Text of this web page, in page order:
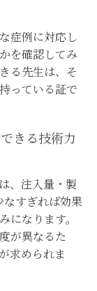
症例に対応し
を確認してみ
る先生は、そ
っている証で
きる技術力
、注入量・製
なすぎれば効果
になります。
が異なるた
求められま